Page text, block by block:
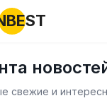
свежие и